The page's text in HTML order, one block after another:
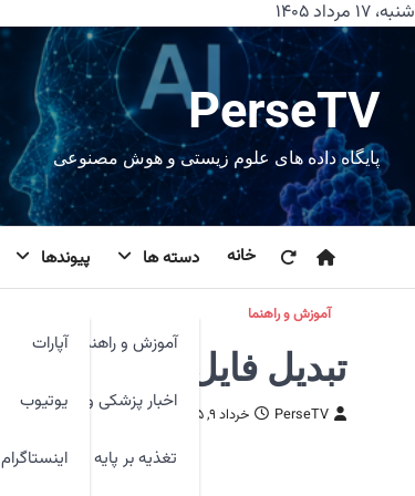
پرش
محتوا
شنبه، ۱۷ مرداد ۱۴۰۵
PerseTV
پایگاه داده های علوم زیستی و هوش مصنوعی
خانه دسته ها
آموزش و راهنما
اخبار پزشکی و فنآوری
تغذیه بر پایه شواهد
پیوندها
آپارات
یوتیوب
اینستاگرام
آموزش و راهنما
تبدیل فایل jfif به jpeg در ویندوز ۱۰
PerseTV خرداد ۹, ۱۴۰۵